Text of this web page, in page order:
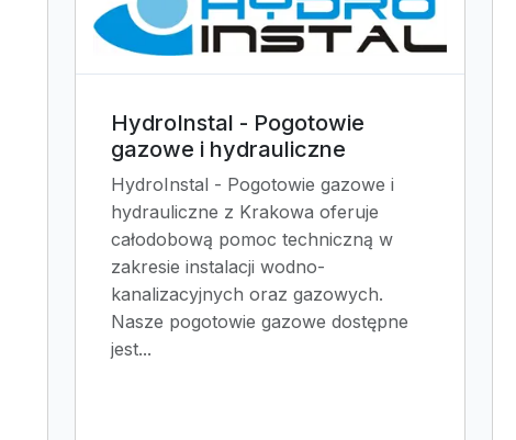
HydroInstal - Pogotowie
gazowe i hydrauliczne
HydroInstal - Pogotowie gazowe i
hydrauliczne z Krakowa oferuje
całodobową pomoc techniczną w
zakresie instalacji wodno-
kanalizacyjnych oraz gazowych.
Nasze pogotowie gazowe dostępne
jest...